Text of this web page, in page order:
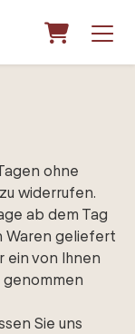
ohne
widerrufen.
ab dem Tag
Waren geliefert
ein von Ihnen
Sie uns